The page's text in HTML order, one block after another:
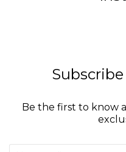
Be the first to know